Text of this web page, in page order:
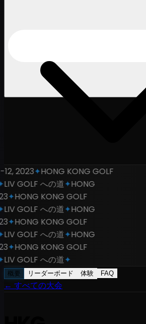
HONG KONG OPEN✦NOV 9-12, 2023
CLUB✦HKG✦2023シーズン
KONG OPEN✦NOV 9-12, 2023
CLUB✦HKG✦2023シーズン
KONG OPEN✦NOV 9-12, 2023
CLUB✦HKG✦2023シーズン
KONG OPEN✦NOV 9-12, 2023
CLUB✦HKG✦2023シーズン
概要 リーダーボード 体験 FAQ
← すべての大会